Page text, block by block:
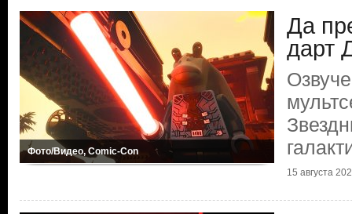
Фото/Видео, Comic-Con
Да
дарт
15 августа